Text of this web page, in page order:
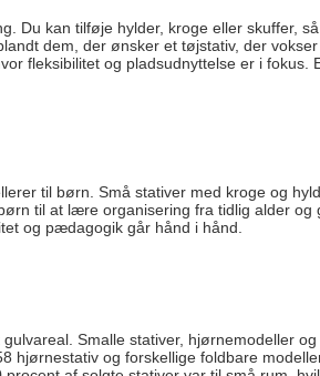
Du kan tilføje hylder, kroge eller skuffer,
dem, der ønsker et tøjstativ, der
fleksibilitet og pladsudnyttelse er i fokus.
til børn. Små stativer med kroge og
til at lære organisering fra tidlig alder og
og pædagogik går hånd i hånd.
Smalle stativer, hjørnemodeller
hjørnestativ og forskellige foldbare